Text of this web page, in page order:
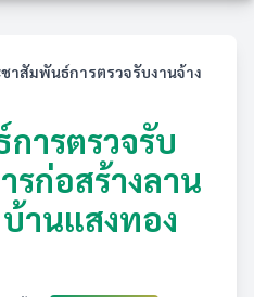
าสัมพันธ์การตรวจรับงานจ้าง
ารตรวจรับ
รก่อสร้างลาน
านแสงทอง